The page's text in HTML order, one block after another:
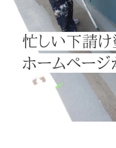
事業案内
お問い合わせ